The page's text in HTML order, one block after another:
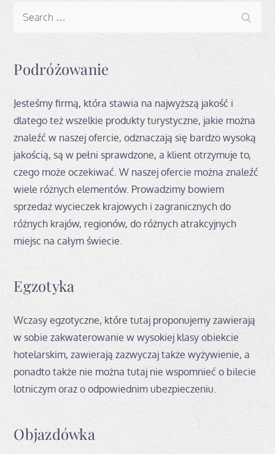
Podróżowanie
Jesteśmy firmą, która stawia na najwyższą jakość i
dlatego też wszelkie produkty turystyczne, jakie można
znaleźć w naszej ofercie, odznaczają się bardzo wysoką
jakością, są w pełni sprawdzone, a klient otrzymuje to,
czego może oczekiwać. W naszej ofercie można znaleźć
wiele różnych elementów. Prowadzimy bowiem
sprzedaż wycieczek krajowych i zagranicznych do
różnych krajów, regionów, do różnych atrakcyjnych
miejsc na całym świecie.
Egzotyka
Wczasy egzotyczne, które tutaj proponujemy zawierają
w sobie zakwaterowanie w wysokiej klasy obiekcie
hotelarskim, zawierają zazwyczaj także wyżywienie, a
ponadto także nie można tutaj nie wspomnieć o bilecie
lotniczym oraz o odpowiednim ubezpieczeniu.
Objazdówka